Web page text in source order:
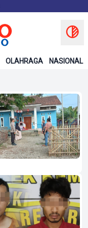
OLAHRAGA NASIONAL